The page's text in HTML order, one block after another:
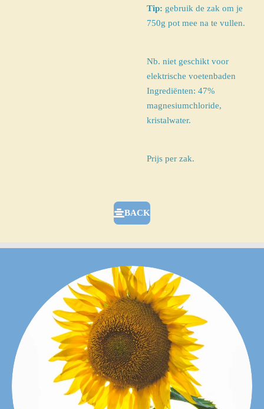
Tip: gebruik de zak om je
750g pot mee na te vullen.
Nb. niet geschikt voor
elektrische voetenbaden
Ingrediënten: 47%
magnesiumchloride,
kristalwater.
Prijs per zak.
BACK